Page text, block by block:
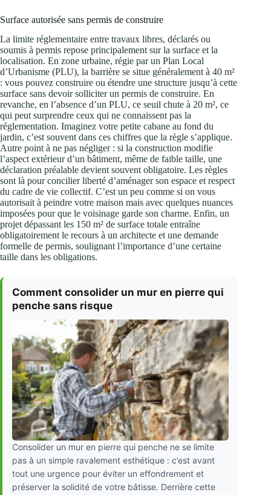
Surface autorisée sans permis de construire
La limite réglementaire entre travaux libres, déclarés ou
soumis à permis repose principalement sur la surface et la
localisation. En zone urbaine, régie par un Plan Local
d’Urbanisme (PLU), la barrière se situe généralement à 40 m²
: vous pouvez construire ou étendre une structure jusqu’à cette
surface sans devoir solliciter un permis de construire. En
revanche, en l’absence d’un PLU, ce seuil chute à 20 m², ce
qui peut surprendre ceux qui ne connaissent pas la
réglementation. Imaginez votre petite cabane au fond du
jardin, c’est souvent dans ces chiffres que la règle s’applique.
Autre point à ne pas négliger : si la construction modifie
l’aspect extérieur d’un bâtiment, même de faible taille, une
déclaration préalable devient souvent obligatoire. Les règles
sont là pour concilier liberté d’aménager son espace et respect
du cadre de vie collectif. C’est un peu comme si on vous
autorisait à peindre votre maison mais avec quelques nuances
imposées pour que le voisinage garde son charme. Enfin, un
projet dépassant les 150 m² de surface totale entraîne
obligatoirement le recours à un architecte et une demande
formelle de permis, soulignant l’importance d’une certaine
taille dans les obligations.
Comment consolider un mur en pierre qui
penche sans risque
Consolider un mur en pierre qui penche ne se limite
pas à un simple ravalement esthétique : c’est avant
tout une urgence pour éviter un effondrement et
préserver la solidité de votre bâtisse. Derrière cette